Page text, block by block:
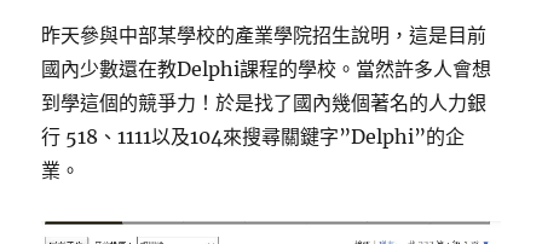
昨天參與中部某學校的產業學院招生說明，這是目前
國內少數還在教Delphi課程的學校。當然許多人會想
到學這個的競爭力！於是找了國內幾個著名的人力銀
行 518、1111以及104來搜尋關鍵字”Delphi”的企
業。